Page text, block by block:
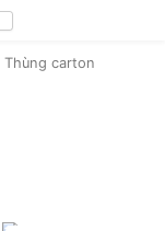
Thùng carton